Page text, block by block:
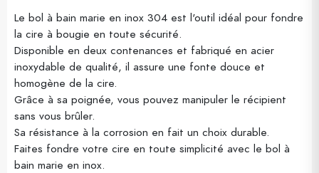
(1 avis)
Le bol à bain marie en inox 304 est l'outil idéal pour fondre
la cire à bougie en toute sécurité.
Disponible en deux contenances et fabriqué en acier
inoxydable de qualité, il assure une fonte douce et
homogène de la cire.
Grâce à sa poignée, vous pouvez manipuler le récipient
sans vous brûler.
Sa résistance à la corrosion en fait un choix durable.
Faites fondre votre cire en toute simplicité avec le bol à
bain marie en inox.